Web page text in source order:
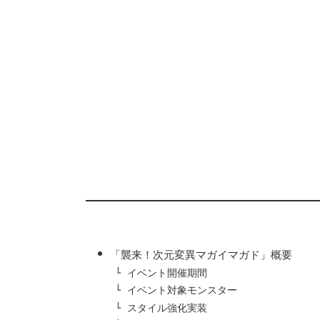
「襲来！次元変異マガイマガド」概要
イベント開催期間
イベント対象モンスター
スタイル強化実装